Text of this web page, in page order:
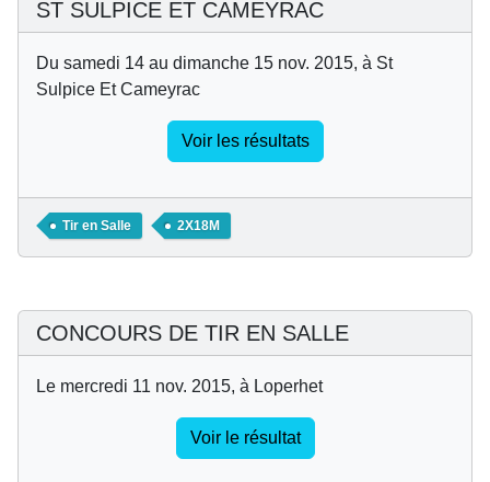
ST SULPICE ET CAMEYRAC
Du samedi 14 au dimanche 15 nov. 2015, à St
Sulpice Et Cameyrac
Voir les résultats
Tir en Salle 2X18M
CONCOURS DE TIR EN SALLE
Le mercredi 11 nov. 2015, à Loperhet
Voir le résultat